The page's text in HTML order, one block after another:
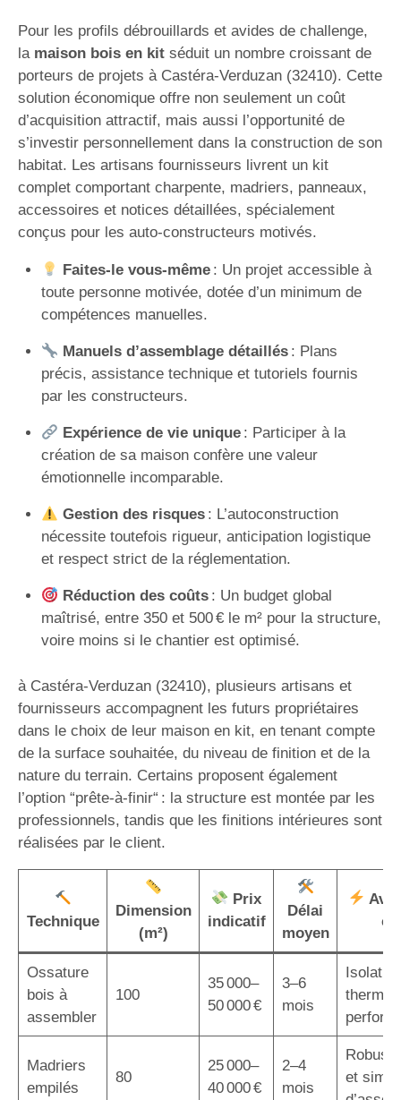
Pour les profils débrouillards et avides de challenge,
la maison bois en kit séduit un nombre croissant de
porteurs de projets à Castéra-Verduzan (32410). Cette
solution économique offre non seulement un coût
d’acquisition attractif, mais aussi l’opportunité de
s’investir personnellement dans la construction de son
habitat. Les artisans fournisseurs livrent un kit
complet comportant charpente, madriers, panneaux,
accessoires et notices détaillées, spécialement
conçus pour les auto-constructeurs motivés.
Faites-le vous-même: Un projet accessible à
toute personne motivée, dotée d’un minimum de
compétences manuelles.
Manuels d’assemblage détaillés: Plans
précis, assistance technique et tutoriels fournis
par les constructeurs.
Expérience de vie unique: Participer à la
création de sa maison confère une valeur
émotionnelle incomparable.
Gestion des risques: L’autoconstruction
nécessite toutefois rigueur, anticipation logistique
et respect strict de la réglementation.
Réduction des coûts: Un budget global
maîtrisé, entre 350 et 500 € le m² pour la structure,
voire moins si le chantier est optimisé.
à Castéra-Verduzan (32410), plusieurs artisans et
fournisseurs accompagnent les futurs propriétaires
dans le choix de leur maison en kit, en tenant compte
de la surface souhaitée, du niveau de finition et de la
nature du terrain. Certains proposent également
l’option “prête-à-finir“ : la structure est montée par les
professionnels, tandis que les finitions intérieures sont
réalisées par le client.
Technique
Dimension
(m²)
Prix
indicatif
Délai
moyen
clé
Ossature
bois à
assembler
100
35 000–
50 000 €
3–6
mois
Isolation
Madriers
empilés
80
25 000–
40 000 €
2–4
mois
et